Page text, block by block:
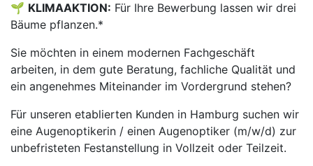
🌱 KLIMAAKTION: Für Ihre Bewerbung lassen wir drei
Bäume pflanzen.*
Sie möchten in einem modernen Fachgeschäft
arbeiten, in dem gute Beratung, fachliche Qualität und
ein angenehmes Miteinander im Vordergrund stehen?
Für unseren etablierten Kunden in Hamburg suchen wir
eine Augenoptikerin / einen Augenoptiker (m/w/d) zur
unbefristeten Festanstellung in Vollzeit oder Teilzeit.